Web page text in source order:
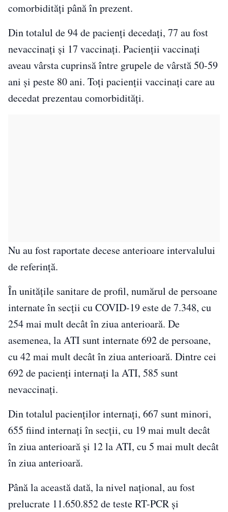
comorbidități până în prezent.
Din totalul de 94 de pacienți decedați, 77 au fost
nevaccinați și 17 vaccinați. Pacienții vaccinați
aveau vârsta cuprinsă între grupele de vârstă 50-59
ani și peste 80 ani. Toți pacienții vaccinați care au
decedat prezentau comorbidități.
Nu au fost raportate decese anterioare intervalului
de referință.
În unitățile sanitare de profil, numărul de persoane
internate în secții cu COVID-19 este de 7.348, cu
254 mai mult decât în ziua anterioară. De
asemenea, la ATI sunt internate 692 de persoane,
cu 42 mai mult decât în ziua anterioară. Dintre cei
692 de pacienți internați la ATI, 585 sunt
nevaccinați.
Din totalul pacienților internați, 667 sunt minori,
655 fiind internați în secții, cu 19 mai mult decât
în ziua anterioară și 12 la ATI, cu 5 mai mult decât
în ziua anterioară.
Până la această dată, la nivel național, au fost
prelucrate 11.650.852 de teste RT-PCR și